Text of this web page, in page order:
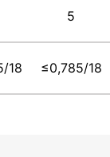
18
5
≤0,785/18